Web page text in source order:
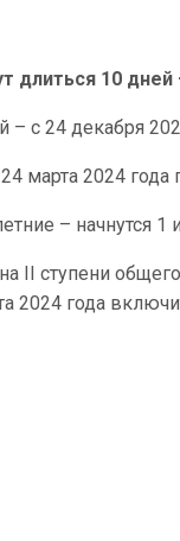
длиться 10
с 24 декабря
марта 2024
– начнутся 1
II ступени
2024 года